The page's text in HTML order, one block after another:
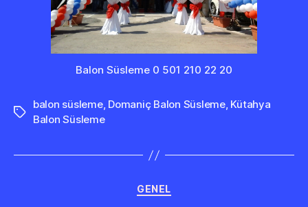
Balon Süsleme 0 501 210 22 20
Etiketler
balon süsleme, Domaniç Balon Süsleme, Kütahya
Balon Süsleme
Kategoriler
GENEL